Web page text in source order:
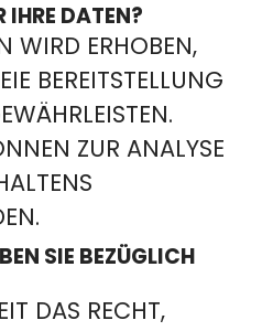
IHRE DATEN?
WIRD ERHOBEN,
BEREITSTELLUNG
ZUR ANALYSE
SIE BEZÜGLICH
DAS RECHT,